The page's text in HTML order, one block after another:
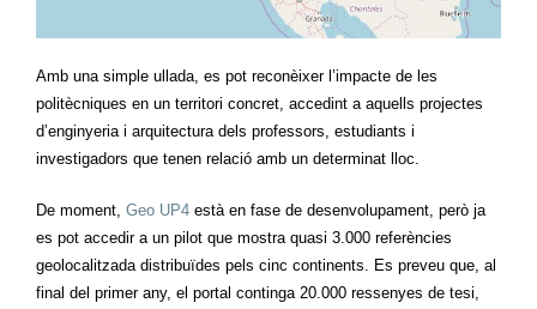
Amb una simple ullada, es pot reconèixer l’impacte de les
politècniques en un territori concret, accedint a aquells projectes
d’enginyeria i arquitectura dels professors, estudiants i
investigadors que tenen relació amb un determinat lloc.
De moment, Geo UP4 està en fase de desenvolupament, però ja
es pot accedir a un pilot que mostra quasi 3.000 referències
geolocalitzada distribuïdes pels cinc continents. Es preveu que, al
final del primer any, el portal continga 20.000 ressenyes de tesi,